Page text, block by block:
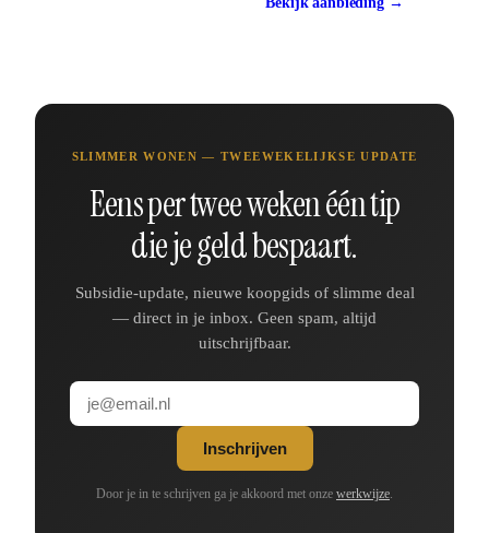
SLIMMER WONEN — TWEEWEKELIJKSE UPDATE
Eens per twee weken één tip
die je geld bespaart.
Subsidie-update, nieuwe koopgids of slimme deal
— direct in je inbox. Geen spam, altijd
uitschrijfbaar.
Inschrijven
Door je in te schrijven ga je akkoord met onze werkwijze.